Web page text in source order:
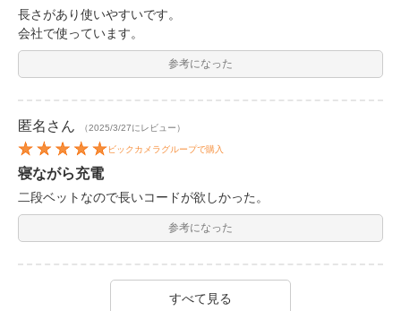
長さがあり使いやすいです。
会社で使っています。
参考になった
匿名 さん （2025/3/27にレビュー）
ビックカメラグループで購入
寝ながら充電
二段ベットなので長いコードが欲しかった。
参考になった
すべて見る